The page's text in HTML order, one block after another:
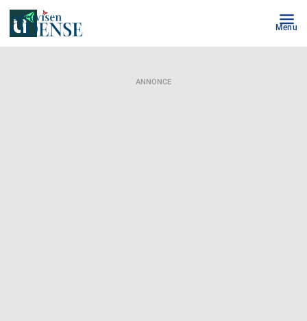
Menu
ANNONCE